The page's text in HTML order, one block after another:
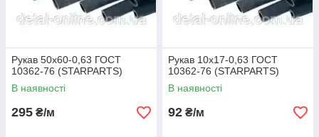
Рукав 50х60-0,63 ГОСТ
10362-76 (STARPARTS)
В наявності
295 ₴/м
Рукав 10х17-0,63 ГОСТ
10362-76 (STARPARTS)
В наявності
92 ₴/м